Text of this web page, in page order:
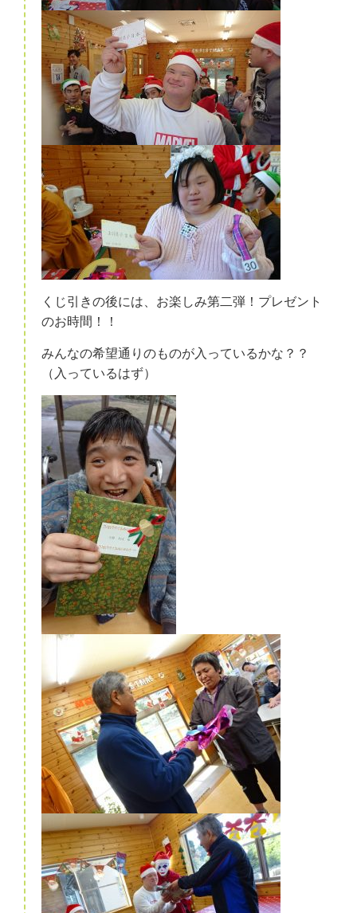
くじ引きの後には、お楽しみ第二弾！プレゼント
のお時間！！
みんなの希望通りのものが入っているかな？？
（入っているはず）